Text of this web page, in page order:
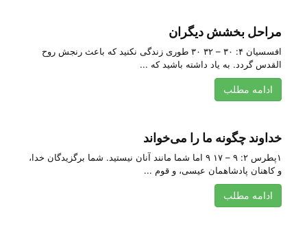
مراحل بخشش دیگران
افسسیان ۴: ۳۰ – ۳۲ ۳۰ طوری زندگی نکنید که باعث رنجش روح
القدس گردد. به یاد داشته باشید که ...
ادامه مطلب
خداوند چگونه ما را می‌‌خواند
۱پطرس ۲: ۹ – ۱۷ ۹ اما شما مانند آنان‌ نیستید. شما برگزیدگان‌ خدا،
و کاهنان‌ پادشاهمان‌ عیسی‌، و قوم‌ ...
ادامه مطلب